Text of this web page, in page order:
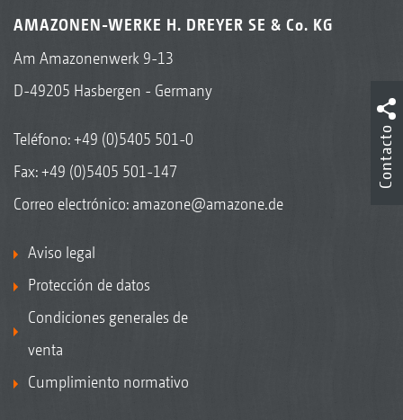
AMAZONEN-WERKE H. DREYER SE & Co. KG
Am Amazonenwerk 9-13
D-49205 Hasbergen - Germany
Teléfono:+49 (0)5405 501-0
Fax: +49 (0)5405 501-147
Correo electrónico: amazone@amazone.de
Aviso legal
Protección de datos
Condiciones generales de
venta
Cumplimiento normativo
Contacto